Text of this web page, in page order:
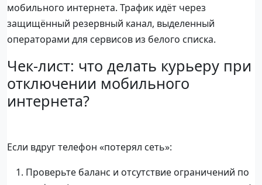
мобильного интернета. Трафик идёт через
защищённый резервный канал, выделенный
операторами для сервисов из белого списка.
Чек-лист: что делать курьеру при
отключении мобильного
интернета?
Если вдруг телефон «потерял сеть»:
Проверьте баланс и отсутствие ограничений по